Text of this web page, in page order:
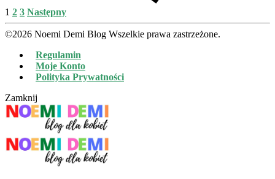
1 2 3 Następny
©2026 Noemi Demi Blog Wszelkie prawa zastrzeżone.
Regulamin
Moje Konto
Polityka Prywatności
Zamknij